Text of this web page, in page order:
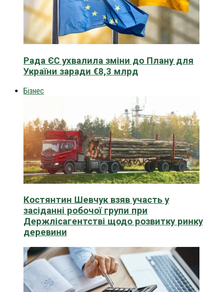
Рада ЄС ухвалила зміни до Плану для
України заради €8,3 млрд
Бізнес
Костянтин Шевчук взяв участь у
засіданні робочої групи при
Держлісагентстві щодо розвитку ринку
деревини